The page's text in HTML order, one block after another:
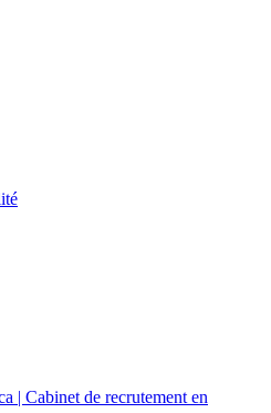
| Cabinet de recrutement en